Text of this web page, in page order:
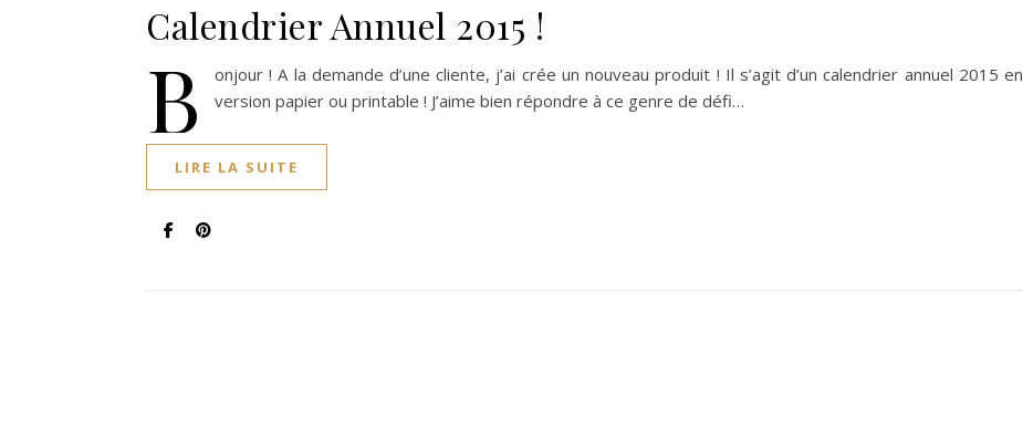
Calendrier Annuel 2015 !
B
onjour ! A la demande d’une cliente, j’ai crée un nouveau produit ! Il s’agit d’un calendrier annuel 2015 en
version papier ou printable ! J’aime bien répondre à ce genre de défi…
LIRE LA SUITE